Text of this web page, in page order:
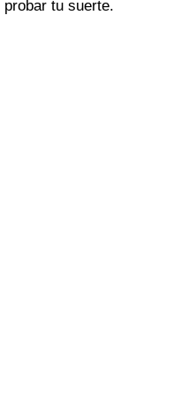
probar tu suerte.